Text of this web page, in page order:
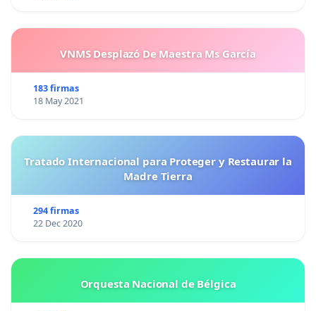
VNMS Desplazó De Maestra Ms García
183 firmas
18 May 2021
Tratado Internacional para Proteger y Restaurar la
Madre Tierra
294 firmas
22 Dec 2020
Orquesta Nacional de Bélgica